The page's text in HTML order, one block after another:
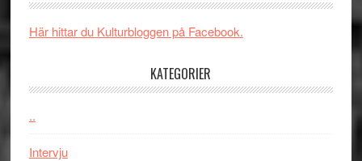
och
Jackie
synas
Vem
Här hittar du Kulturbloggen på Facebook.
KATEGORIER
..
Intervju